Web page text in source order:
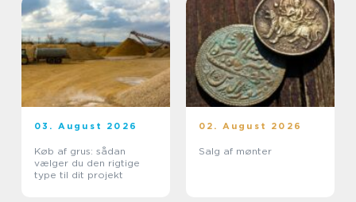
03. August 2026
Køb af grus: sådan
vælger du den rigtige
type til dit projekt
02. August 2026
Salg af mønter